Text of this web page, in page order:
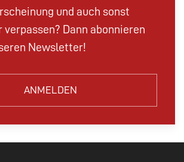
und auch sonst
Dann abonnieren
Newsletter!
ANMELDEN